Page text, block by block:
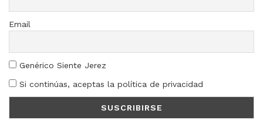
Email
Genérico Siente Jerez
Si continúas, aceptas la política de privacidad